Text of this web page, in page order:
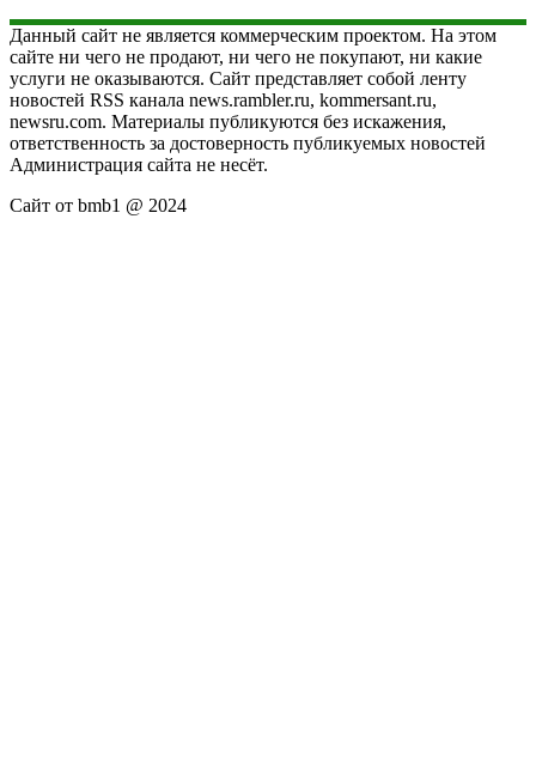
Данный сайт не является коммерческим проектом. На этом
сайте ни чего не продают, ни чего не покупают, ни какие
услуги не оказываются. Сайт представляет собой ленту
новостей RSS канала news.rambler.ru, kommersant.ru,
newsru.com. Материалы публикуются без искажения,
ответственность за достоверность публикуемых новостей
Администрация сайта не несёт.
Сайт от bmb1 @ 2024